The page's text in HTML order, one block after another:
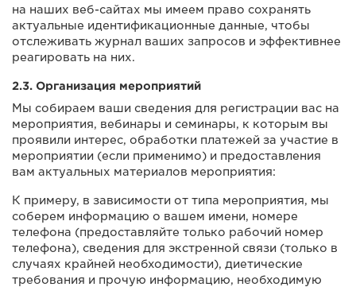
на наших веб-сайтах мы имеем право сохранять
актуальные идентификационные данные, чтобы
отслеживать журнал ваших запросов и эффективнее
реагировать на них.
2.3. Организация мероприятий
Мы собираем ваши сведения для регистрации вас на
мероприятия, вебинары и семинары, к которым вы
проявили интерес, обработки платежей за участие в
мероприятии (если применимо) и предоставления
вам актуальных материалов мероприятия:
К примеру, в зависимости от типа мероприятия, мы
соберем информацию о вашем имени, номере
телефона (предоставляйте только рабочий номер
телефона), сведения для экстренной связи (только в
случаях крайней необходимости), диетические
требования и прочую информацию, необходимую